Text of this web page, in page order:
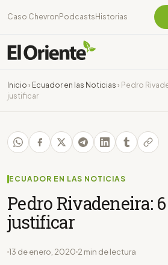
Caso Chevron Podcasts Historias
Inicio › Ecuador en las Noticias › Pedro
justificar
ECUADOR EN LAS NOTICIAS
Pedro Rivadeneira:
justificar
13 de enero, 2020 2 min de lectura